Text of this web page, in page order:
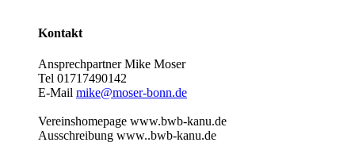
Kontakt
Ansprechpartner Mike Moser
Tel 01717490142
E-Mail mike@moser-bonn.de
Vereinshomepage www.bwb-kanu.de
Ausschreibung www..bwb-kanu.de